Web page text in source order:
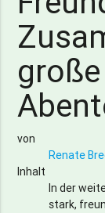
von
Renate
Inhalt
In der
stark,